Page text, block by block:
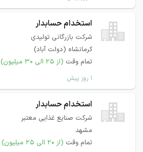
استخدام حسابدار
شرکت بازرگانی تولیدی
کرمانشاه (دولت آباد)
تمام وقت (از ۲۵ الی ۳۰ میلیون)
۱ روز پیش
استخدام حسابدار
شرکت صنایع غذایی معتبر
مشهد
تمام وقت (از ۲۰ الی ۲۵ میلیون)